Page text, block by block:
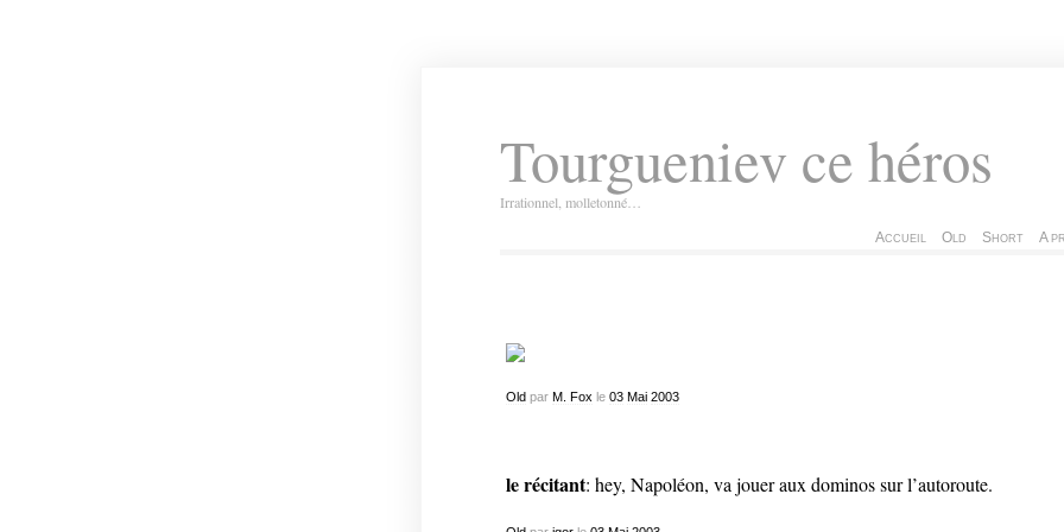
Tourgueniev ce héros
Irrationnel, molletonné…
Accueil Old Short A
Oldpar M. Fox le 03 Mai 2003
le récitant: hey, Napoléon, va jouer aux dominos sur l’autoroute.